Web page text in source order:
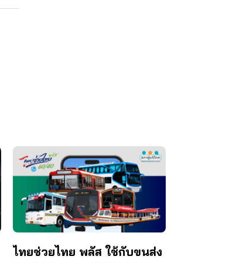
ไทยช่วยไทย พลัส ใช้กับขนส่ง